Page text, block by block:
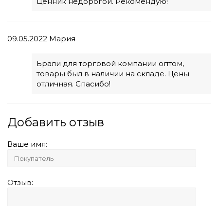
09.05.2022 Мария
Брали для торговой компании оптом,
товары был в наличии на складе. Цены
отличная. Спасибо!
Добавить отзыв
Ваше имя:
Отзыв: